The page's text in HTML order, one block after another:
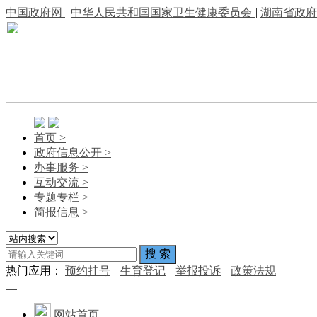
中国政府网 | 中华人民共和国国家卫生健康委员会 | 湖南省政
首页 >
政府信息公开 >
办事服务 >
互动交流 >
专题专栏 >
简报信息 >
热门应用： 预约挂号 生育登记 举报投诉 政策法规